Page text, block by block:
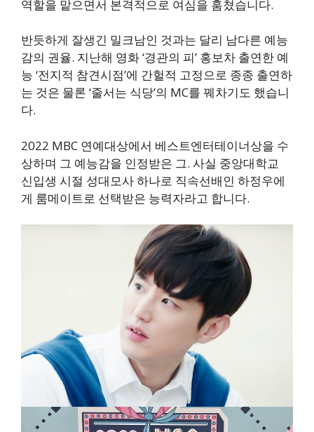
역할을 맡으면서 본격적으로 여심을 훔쳤습니다.
반듯하게 잘생긴 밀크남인 것과는 달리 남다른 예능
감의 권율. 지난해 영화 ‘경관의 피’ 홍보차 출연한 예
능 ‘전지적 참견시점’에 간헐적 고정으로 종종 출연하
는 것은 물론 ‘줄서는 식당’의 MC를 꿰차기도 했습니
다.
2022 MBC 연예대상에서 베스트엔터테이너상을 수
상하며 그 예능감을 인정받은 그. 사실 중앙대학교
신입생 시절 성대모사 하나로 직속선배인 하정우에
게 룸메이트로 선택받은 능력자라고 합니다.